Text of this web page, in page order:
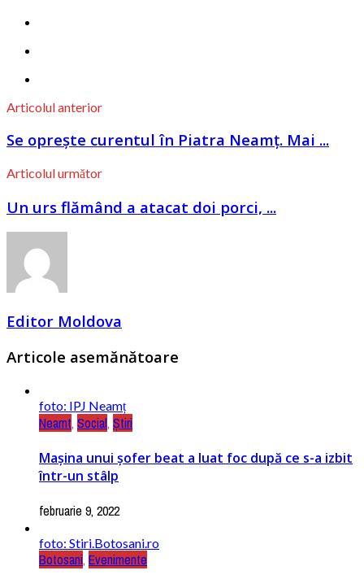
Articolul anterior
Se oprește curentul în Piatra Neamț. Mai ...
Articolul următor
Un urs flămând a atacat doi porci, ...
Editor Moldova
Articole asemănătoare
foto: IPJ Neamț
Neamt, Social, Știri
Mașina unui șofer beat a luat foc după ce s-a izbit
într-un stâlp
februarie 9, 2022
foto: Stiri.Botosani.ro
Botosani, Evenimente